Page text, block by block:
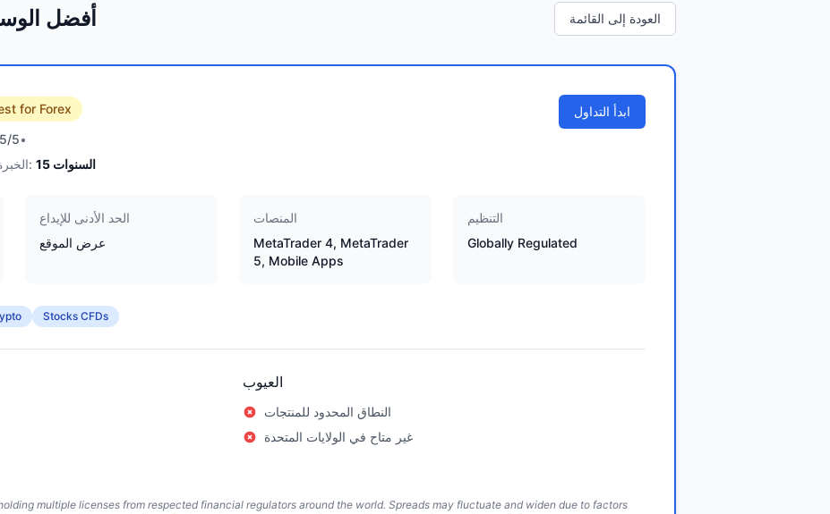
أفضل العودة إلى القائمة
for Forex
/5•
الخبرة: 15 السنوات
ابدأ التداول
الحد الأدنى للإيداع
عرض الموقع
المنصات
MetaTrader 4, MetaTrader
5, Mobile Apps
التنظيم
Globally Regulated
Stocks CFDs
العيوب
النطاق المحدود للمنتجات
غير متاح في الولايات المتحدة
multiple licenses from respected financial regulators around the world. Spreads may fluctuate and widen due to factors